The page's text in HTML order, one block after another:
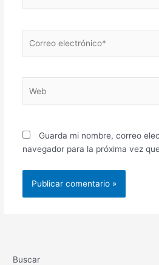
electrónico*
Guarda mi nombre, correo
navegador para la próxima vez
Buscar